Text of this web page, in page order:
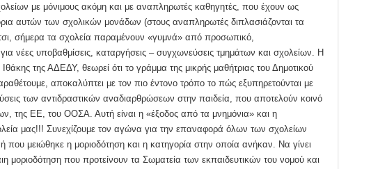
με μόνιμους ακόμη και με αναπληρωτές καθηγητές, που έχουν ως
αυτών των σχολικών μονάδων (στους αναπληρωτές διπλασιάζονται τα
σήμερα τα σχολεία παραμένουν «γυμνά» από προσωπικό,
νέες υποβαθμίσεις, καταργήσεις – συγχωνεύσεις τμημάτων και σχολείων. Η
της ΑΔΕΔΥ, θεωρεί ότι το γράμμα της μικρής μαθήτριας του Δημοτικού
αποκαλύπτει με τον πιο έντονο τρόπο το πώς εξυπηρετούνται με
των αντιδραστικών αναδιαρθρώσεων στην παιδεία, που αποτελούν κοινό
της ΕΕ, του ΟΟΣΑ. Αυτή είναι η «έξοδος από τα μνημόνια» και η
μας!!! Συνεχίζουμε τον αγώνα για την επαναφορά όλων των σχολείων
που μειώθηκε η μοριοδότηση και η κατηγορία στην οποία ανήκαν. Να γίνει
μοριοδότηση που προτείνουν τα Σωματεία των εκπαιδευτικών του νομού και